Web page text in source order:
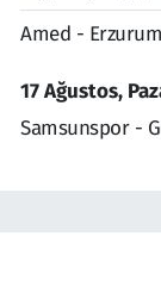
Amed -
17 Ağustos,
Samsunspor -